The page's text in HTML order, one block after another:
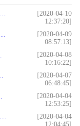
[2020-04-10
12:37:20]
[2020-04-09
08:57:13]
[2020-04-08
10:16:22]
[2020-04-07
06:48:45]
[2020-04-04
12:53:25]
[2020-04-04
12:04:45]